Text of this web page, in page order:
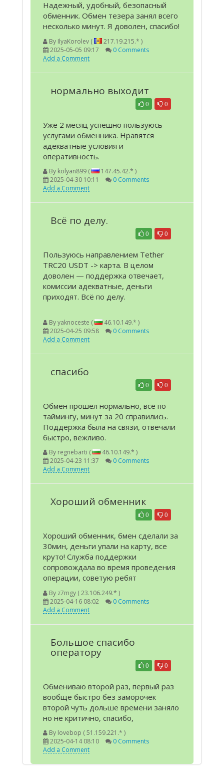
Надежный, удобный, безопасный
обменник. Обмен тезера занял всего
несколько минут. Я доволен, спасибо!
By IlyaKorolev (
217.19.215.* )
2025-05-05 09:17
0 Comments
Add a Comment
нормально выходит
0
0
Уже 2 месяц успешно пользуюсь
услугами обменника. Нравятся
адекватные условия и
оперативность.
By kolyan899 (
147.45.42.* )
2025-04-30 10:11
0 Comments
Add a Comment
Всё по делу.
0
0
Пользуюсь направлением Tether
TRC20 USDT -> карта. В целом
доволен — поддержка отвечает,
комиссии адекватные, деньги
приходят. Всё по делу.
Byyaknoceste (
46.10.149.* )
2025-04-25 09:58
0 Comments
Add a Comment
спасибо
0
0
Обмен прошёл нормально, всё по
таймингу, минут за 20 справились.
Поддержка была на связи, отвечали
быстро, вежливо.
By regnebarti (
46.10.149.* )
2025-04-23 11:37
0 Comments
Add a Comment
Хороший обменник
0
0
Хороший обменник, бмен сделали за
30мин, деньги упали на карту, все
круто! Служба поддержки
сопровождала во время проведения
операции, советую ребят
By z7mgy ( 23.106.249.* )
2025-04-16 08:02
0 Comments
Add a Comment
Большое спасибо
оператору
0
0
Обмениваю второй раз, первый раз
вообще быстро без заморочек
второй чуть дольше времени заняло
но не критично, спасибо,
By lovebop ( 51.159.221.* )
2025-04-14 08:10
0 Comments
Add a Comment